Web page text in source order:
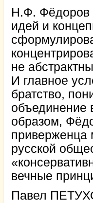
Н.Ф. Фёдоров
идей и
не
И главное
братство,
объединение
образом,
приверженца
русской
вечные
Павел